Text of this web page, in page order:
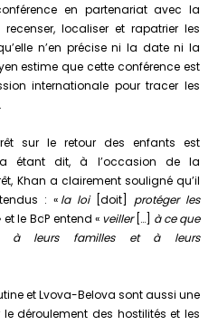
en partenariat avec la
localiser et rapatrier les
n’en précise ni la date ni la
estime que cette conférence est
internationale pour tracer les
.
sur le retour des enfants est
étant dit, à l’occasion de la
Khan a clairement souligné qu’il
: « la loi [doit]
protéger les
et le BdP entend « veiller […] à ce que
à leurs familles et à leurs
et Lvova-Belova sont aussi une
déroulement des hostilités et les